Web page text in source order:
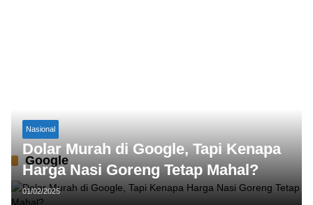
Google
Nasional
Dolar Murah di Google, Tapi Kenapa
Harga Nasi Goreng Tetap Mahal?
01/02/2025